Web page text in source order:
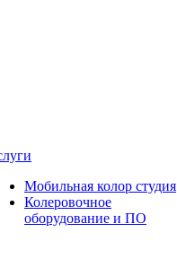
Мобильная колор студия
Колеровочное
оборудование и ПО